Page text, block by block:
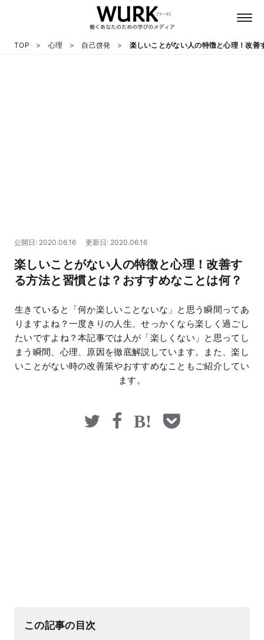
マネー
TOP 心理 自己啓発 楽しいことがない人の特徴と心理！改
公開日: 2020.06.16 更新日: 2020.06.16
楽しいことがない人の特徴と心理！改善す
る方法と習慣とは？おすすめなことは何？
生きていると「何か楽しいことないな」と思う瞬間ってあ
りますよね？一度きりの人生、せっかくなら楽しく過ごし
たいですよね？本記事では人が「楽しくない」と思ってし
まう瞬間、心理、原因を徹底解説しています。また、楽し
いことがない時の改善策やおすすめなこともご紹介してい
ます。
この記事の目次